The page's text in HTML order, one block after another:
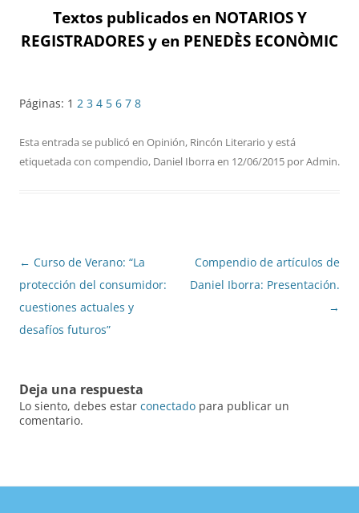
Textos publicados en NOTARIOS Y
REGISTRADORES y en PENEDÈS ECONÒMIC
Páginas: 1 2 3 4 5 6 7 8
Esta entrada se publicó en Opinión, Rincón Literario y está
etiquetada con compendio, Daniel Iborra en 12/06/2015 porAdmin.
Navegación
de
entradas
← Curso de Verano: “La
protección del consumidor:
cuestiones actuales y
desafíos futuros”
Compendio de artículos de
Daniel Iborra: Presentación.
→
Deja una respuesta
Lo siento, debes estar conectado para publicar un
comentario.